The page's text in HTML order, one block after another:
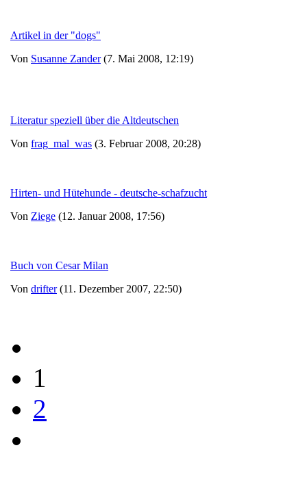
Artikel in der "dogs"
Von Susanne Zander(7. Mai 2008, 12:19)
Literatur speziell über die Altdeutschen
Von frag_mal_was (3. Februar 2008, 20:28)
Hirten- und Hütehunde - deutsche-schafzucht
Von Ziege (12. Januar 2008, 17:56)
Buch von Cesar Milan
Von drifter(11. Dezember 2007, 22:50)
1
2